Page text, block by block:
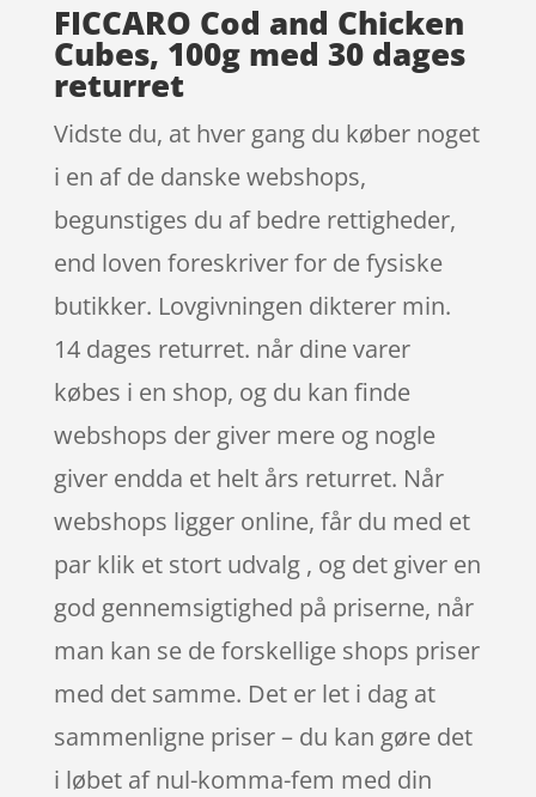
FICCARO Cod and Chicken
Cubes, 100g med 30 dages
returret
Vidste du, at hver gang du køber noget
i en af de danske webshops,
begunstiges du af bedre rettigheder,
end loven foreskriver for de fysiske
butikker. Lovgivningen dikterer min.
14 dages returret. når dine varer
købes i en shop, og du kan finde
webshops der giver mere og nogle
giver endda et helt års returret. Når
webshops ligger online, får du med et
par klik et stort udvalg , og det giver en
god gennemsigtighed på priserne, når
man kan se de forskellige shops priser
med det samme. Det er let i dag at
sammenligne priser – du kan gøre det
i løbet af nul-komma-fem med din